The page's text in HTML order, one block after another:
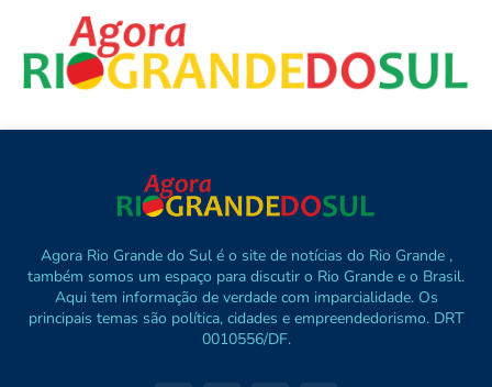
Agora Rio Grande do Sul é o site de notícias do Rio Grande ,
também somos um espaço para discutir o Rio Grande e o Brasil.
Aqui tem informação de verdade com imparcialidade. Os
principais temas são política, cidades e empreendedorismo. DRT
0010556/DF.